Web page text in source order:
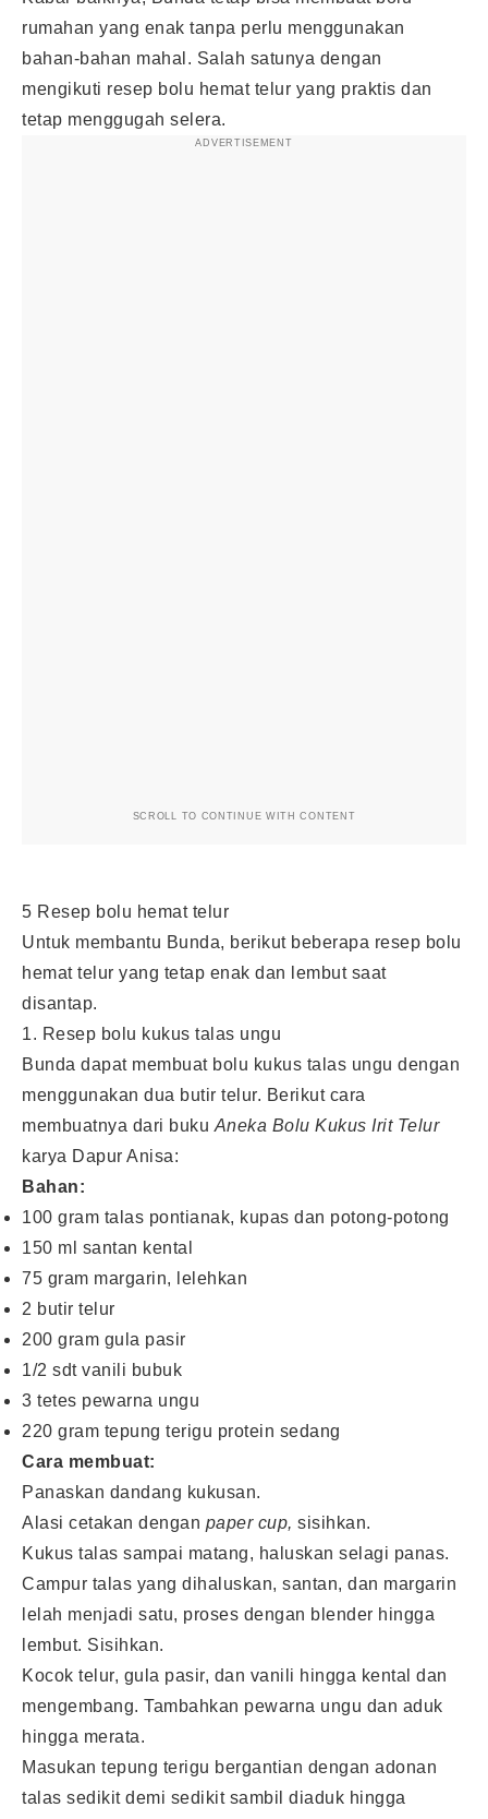
rumahan yang enak tanpa perlu menggunakan
bahan-bahan mahal. Salah satunya dengan
mengikuti resep bolu hemat telur yang praktis dan
tetap menggugah selera.
ADVERTISEMENT
SCROLL TO CONTINUE WITH CONTENT
5 Resep bolu hemat telur
Untuk membantu Bunda, berikut beberapa resep bolu
hemat telur yang tetap enak dan lembut saat
disantap.
1. Resep bolu kukus talas ungu
Bunda dapat membuat bolu kukus talas ungu dengan
menggunakan dua butir telur. Berikut cara
membuatnya dari buku Aneka Bolu Kukus Irit Telur
karya Dapur Anisa:
Bahan:
100 gram talas pontianak, kupas dan potong-potong
150 ml santan kental
75 gram margarin, lelehkan
2 butir telur
200 gram gula pasir
1/2 sdt vanili bubuk
3 tetes pewarna ungu
220 gram tepung terigu protein sedang
Cara membuat:
Panaskan dandang kukusan.
Alasi cetakan dengan paper cup, sisihkan.
Kukus talas sampai matang, haluskan selagi panas.
Campur talas yang dihaluskan, santan, dan margarin
lelah menjadi satu, proses dengan blender hingga
lembut. Sisihkan.
Kocok telur, gula pasir, dan vanili hingga kental dan
mengembang. Tambahkan pewarna ungu dan aduk
hingga merata.
Masukan tepung terigu bergantian dengan adonan
talas sedikit demi sedikit sambil diaduk hingga